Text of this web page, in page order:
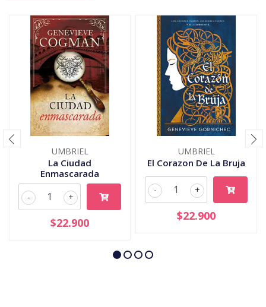
UMBRIEL
La Ciudad
Enmascarada
+
-
$22.900
UMBRIEL
El Corazon De La Bruja
+
-
$22.900